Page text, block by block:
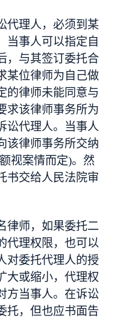
代理人，必须到某
当事人可以指定自
，与其签订委托合
某位律师为自己做
的律师未能同意与
求该律师事务所为
讼代理人。当事人
该律师事务所交纳
视案情而定)。然
书交给人民法院审
律师，如果委托二
代理权限，也可以
对委托代理人的授
大或缩小，代理权
方当事人。在诉讼
托，但也应书面告